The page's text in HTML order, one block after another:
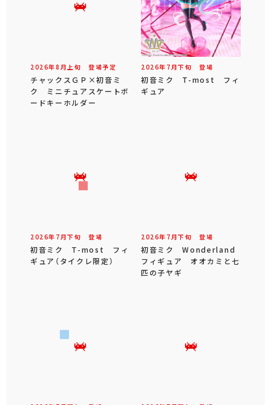
2026年8 月 上旬 登場予定
チャックスＧＰ×初音ミ
ク ミニチュアスケートボ
ードキーホルダー
2026年 7 月下旬 登場
初音ミク T-most フィ
ギュア
2026年 7 月下旬 登場
初音ミク T-most フィ
ギュア（タイクレ限定）
2026年 7 月下旬 登場
初音ミク Wonderland
フィギュア オオカミと七
匹の子ヤギ